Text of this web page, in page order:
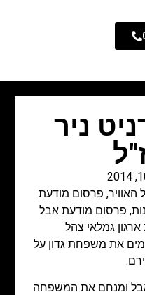
ניר
האוויר, פרסום מודעת
, פרסום מודעת אבל
ארגון גמלאי צהל
את משפחת גדון על
אבל ומנחם את המשפחה